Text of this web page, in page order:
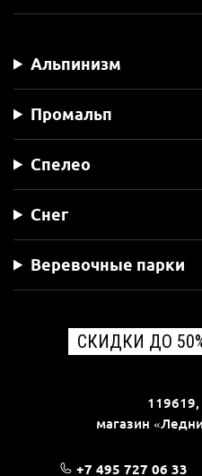
Альпинизм
Промальп
Спелео
Снег
Веревочные парки
СКИДКИ ДО
магазин
+7 495 727 06 33